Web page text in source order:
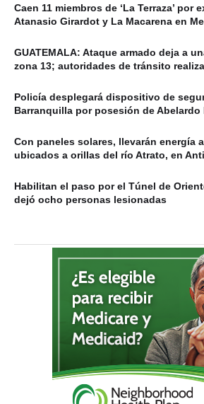
Caen 11 miembros de ‘La Terraza’ por
Atanasio Girardot y La Macarena en
GUATEMALA: Ataque armado deja a
zona 13; autoridades de tránsito
Policía desplegará dispositivo de
Barranquilla por posesión de Abelardo
Con paneles solares, llevarán energía
ubicados a orillas del río Atrato, en
Habilitan el paso por el Túnel de
dejó ocho personas lesionadas